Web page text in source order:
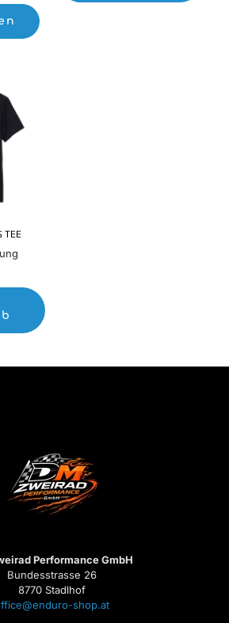
TEE
Performance GmbH
Bundesstrasse 26
8770 Stadlhof
shop.at